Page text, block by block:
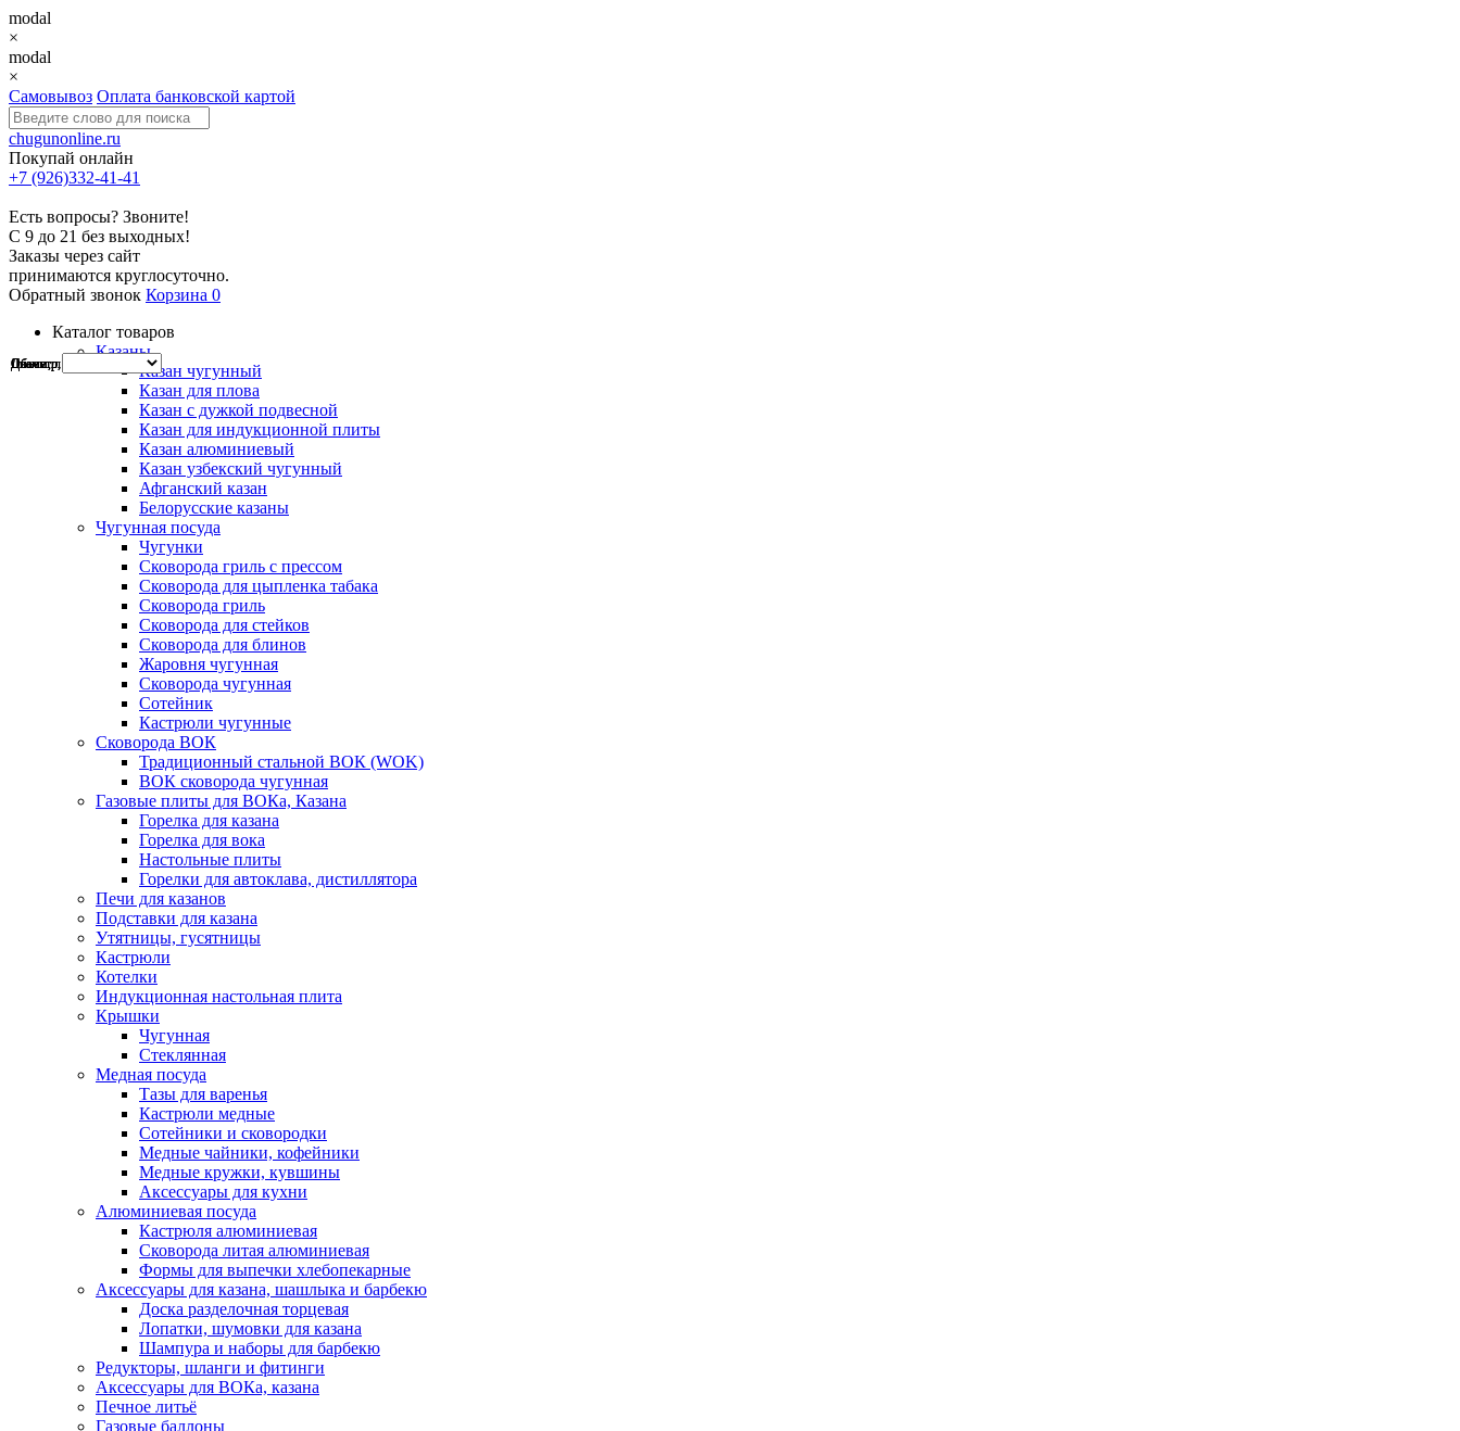
modal
×
modal
×
Самовывоз Оплата банковской картой
chugunonline.ru
Покупай онлайн
+7 (926)332-41-41
Есть вопросы? Звоните!
С 9 до 21 без выходных!
Заказы через сайт
принимаются круглосуточно.
Обратный звонок Корзина 0
Каталог товаров
Казаны
Казан чугунный
Казан для плова
Казан с дужкой подвесной
Казан для индукционной плиты
Казан алюминиевый
Казан узбекский чугунный
Афганский казан
Белорусские казаны
Чугунная посуда
Чугунки
Сковорода гриль с прессом
Сковорода для цыпленка табака
Сковорода гриль
Сковорода для стейков
Сковорода для блинов
Жаровня чугунная
Сковорода чугунная
Сотейник
Кастрюли чугунные
Сковорода ВОК
Традиционный стальной ВОК (WOK)
ВОК сковорода чугунная
Газовые плиты для ВОКа, Казана
Горелка для казана
Горелка для вока
Настольные плиты
Горелки для автоклава, дистиллятора
Печи для казанов
Подставки для казана
Утятницы, гусятницы
Кастрюли
Котелки
Индукционная настольная плита
Крышки
Чугунная
Стеклянная
Медная посуда
Тазы для варенья
Кастрюли медные
Сотейники и сковородки
Медные чайники, кофейники
Медные кружки, кувшины
Аксессуары для кухни
Алюминиевая посуда
Кастрюля алюминиевая
Сковорода литая алюминиевая
Формы для выпечки хлебопекарные
Аксессуары для казана, шашлыка и барбекю
Доска разделочная торцевая
Лопатки, шумовки для казана
Шампура и наборы для барбекю
Редукторы, шланги и фитинги
Аксессуары для ВОКа, казана
Печное литьё
Газовые баллоны
Диаметр, см
Диаметр, см
Диаметр, см
Объем, л
Объем, л
Объем,л
Диаметр